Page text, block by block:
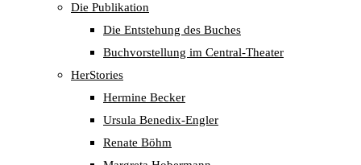
Die Publikation
Die Entstehung des Buches
Buchvorstellung im Central-Theater
HerStories
Hermine Becker
Ursula Benedix-Engler
Renate Böhm